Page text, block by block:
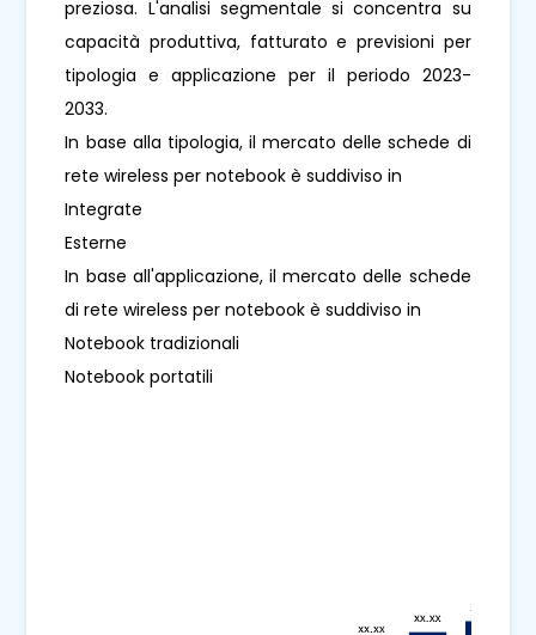
preziosa. L'analisi segmentale si concentra su
capacità produttiva, fatturato e previsioni per
tipologia e applicazione per il periodo 2023-
2033.
In base alla tipologia, il mercato delle schede di
rete wireless per notebook è suddiviso in
Integrate
Esterne
In base all'applicazione, il mercato delle schede
di rete wireless per notebook è suddiviso in
Notebook tradizionali
Notebook portatili